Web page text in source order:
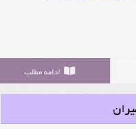
ادامه مطلب